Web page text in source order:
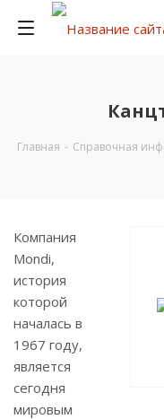
Главная - Справочная
Компания
Mondi,
история
которой
началась в
1967 году,
является
сегодня
мировым